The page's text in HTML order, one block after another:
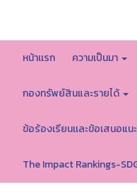
หน้าเเรก ความเป็นมา
กองทรัพย์สินและรายได้
ข้อร้องเรียนเเละข้อเสนอแนะ
The Impact Rankings-